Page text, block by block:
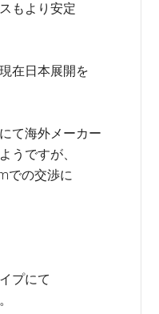
もより安定
在日本展開を
て海外メーカー
うですが、
での交渉に
プにて